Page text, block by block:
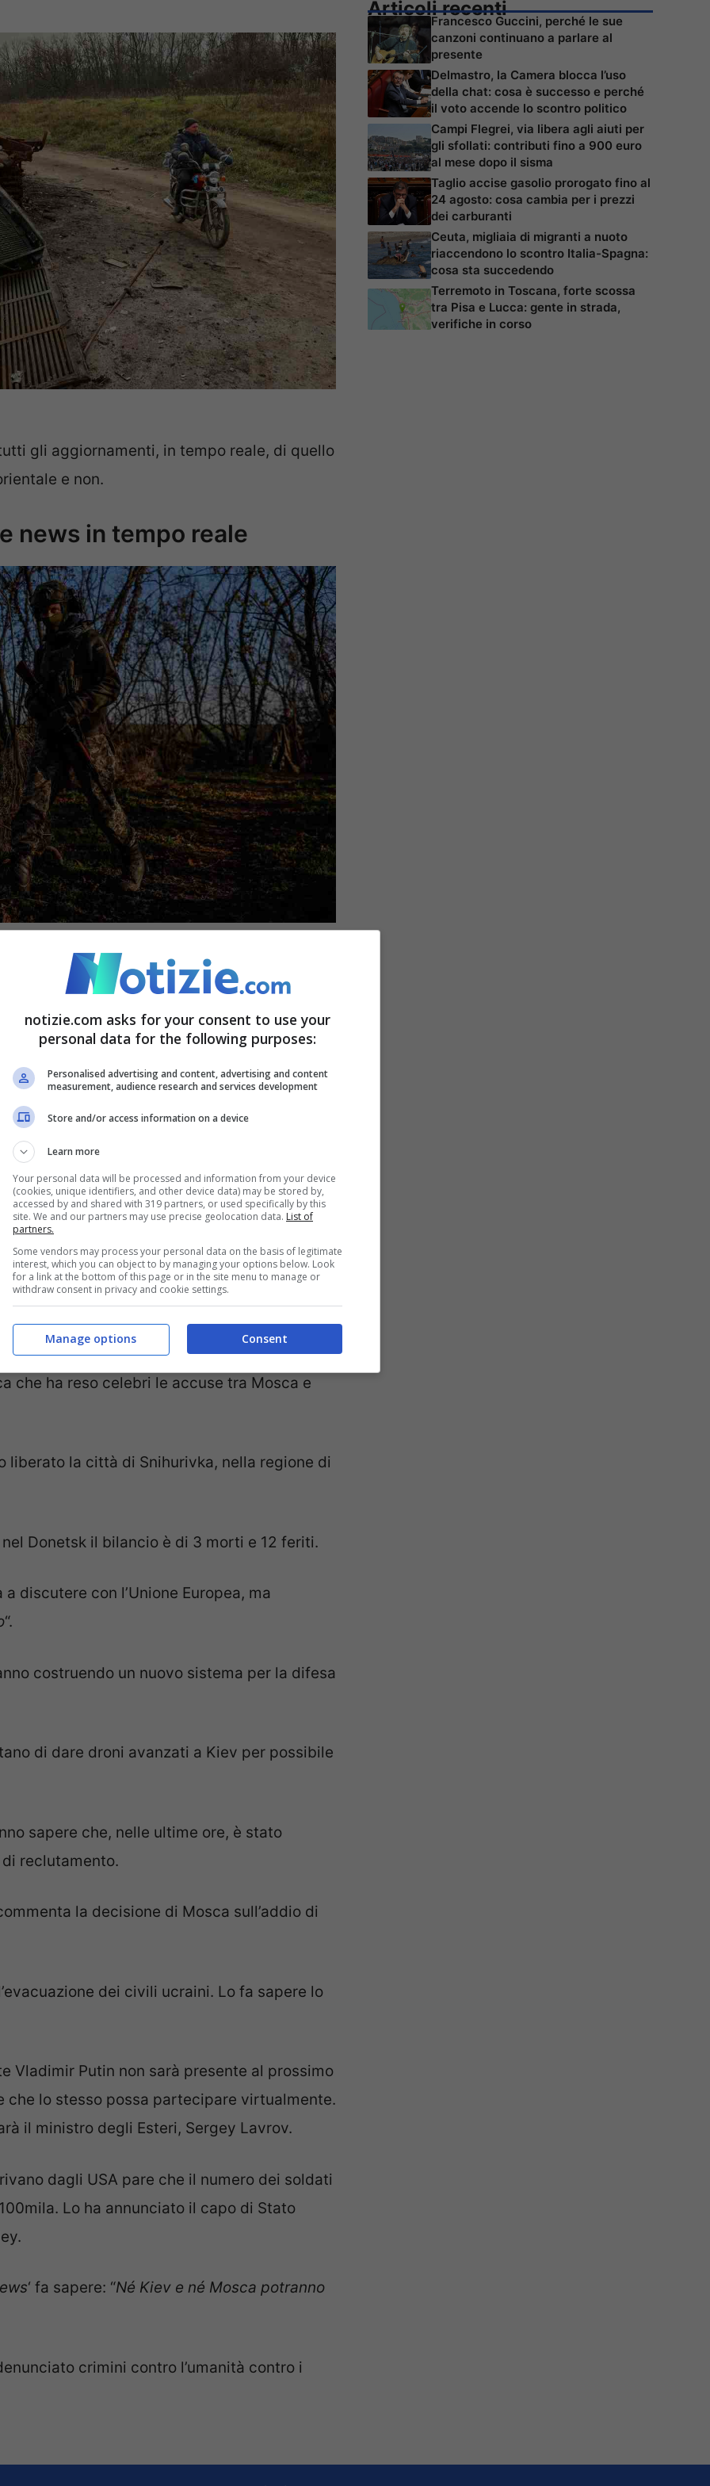
gli aggiornamenti, in tempo reale, di quello
e non.
news in tempo reale
il controllo del villaggio di
Meloni: “
diga dichiara guerra al mondo
Jens Stoltenberg: “Continueremo a dare
“.
Non possiamo né negare né confermare ritiro da
fatta ‘saltare in aria’ a Kakhovka, proprio
che ha reso celebri le accuse tra Mosca e
liberato la città di Snihurivka, nella regione di
Donetsk il bilancio è di 3 morti e 12 feriti.
discutere con l’Unione Europea, ma
“.
costruendo un nuovo sistema per la difesa
di dare droni avanzati a Kiev per possibile
sapere che, nelle ultime ore, è stato
reclutamento.
la decisione di Mosca sull’addio di
dei civili ucraini. Lo fa sapere lo
Vladimir Putin non sarà presente al prossimo
che lo stesso possa partecipare virtualmente.
il ministro degli Esteri, Sergey Lavrov.
dagli USA pare che il numero dei soldati
Lo ha annunciato il capo di Stato
‘ fa sapere: “Né Kiev e né Mosca potranno
crimini contro l’umanità contro i
Articoli recenti
Francesco Guccini, perché le sue
canzoni continuano a parlare al
presente
Delmastro, la Camera blocca l’uso
della chat: cosa è successo e perché
il voto accende lo scontro politico
Campi Flegrei, via libera agli aiuti per
gli sfollati: contributi fino a 900 euro
al mese dopo il sisma
Taglio accise gasolio prorogato fino al
24 agosto: cosa cambia per i prezzi
dei carburanti
Ceuta, migliaia di migranti a nuoto
riaccendono lo scontro Italia-Spagna:
cosa sta succedendo
Terremoto in Toscana, forte scossa
tra Pisa e Lucca: gente in strada,
verifiche in corso
notizie.com asks for your consent to use your
personal data for the following purposes:
Personalised advertising and content, advertising and content
measurement, audience research and services development
Store and/or access information on a device
Learn more
Your personal data will be processed and information from your device
(cookies, unique identifiers, and other device data) may be stored by,
accessed by and shared with 319 partners, or used specifically by this
site. We and our partners may use precise geolocation data. List of
partners.
Some vendors may process your personal data on the basis of legitimate
interest, which you can object to by managing your options below. Look
for a link at the bottom of this page or in the site menu to manage or
withdraw consent in privacy and cookie settings.
Consent
Manage options